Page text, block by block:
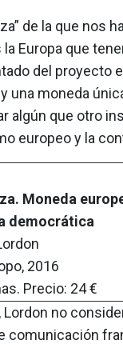
de la que nos
la Europa que
del proyecto
una moneda
algún que otro
europeo y la
Moneda
democrática
2016
Precio: 24 €
Lordon no
comunicación